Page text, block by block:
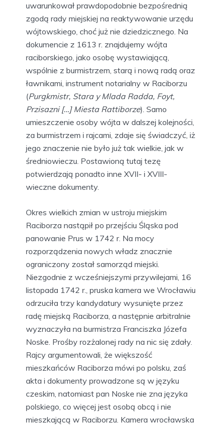
uwarunkował prawdopodobnie bezpośrednią
zgodą rady miejskiej na reaktywowanie urzędu
wójtowskiego, choć już nie dziedzicznego. Na
dokumencie z 1613 r. znajdujemy wójta
raciborskiego, jako osobę wystawiającą,
wspólnie z burmistrzem, starą i nową radą oraz
ławnikami, instrument notarialny w Raciborzu
(Purgkmistr, Stara y Mlada Radda, Foyt,
Przisazni […] Miesta Rattiborze). Samo
umieszczenie osoby wójta w dalszej kolejności,
za burmistrzem i rajcami, zdaje się świadczyć, iż
jego znaczenie nie było już tak wielkie, jak w
średniowieczu. Postawioną tutaj tezę
potwierdzają ponadto inne XVII- i XVIII-
wieczne dokumenty.
Okres wielkich zmian w ustroju miejskim
Raciborza nastąpił po przejściu Śląska pod
panowanie Prus w 1742 r. Na mocy
rozporządzenia nowych władz znacznie
ograniczony został samorząd miejski.
Niezgodnie z wcześniejszymi przywilejami, 16
listopada 1742 r., pruska kamera we Wrocławiu
odrzuciła trzy kandydatury wysunięte przez
radę miejską Raciborza, a następnie arbitralnie
wyznaczyła na burmistrza Franciszka Józefa
Noske. Prośby rozżalonej rady na nic się zdały.
Rajcy argumentowali, że większość
mieszkańców Raciborza mówi po polsku, zaś
akta i dokumenty prowadzone są w języku
czeskim, natomiast pan Noske nie zna języka
polskiego, co więcej jest osobą obcą i nie
mieszkającą w Raciborzu. Kamera wrocławska